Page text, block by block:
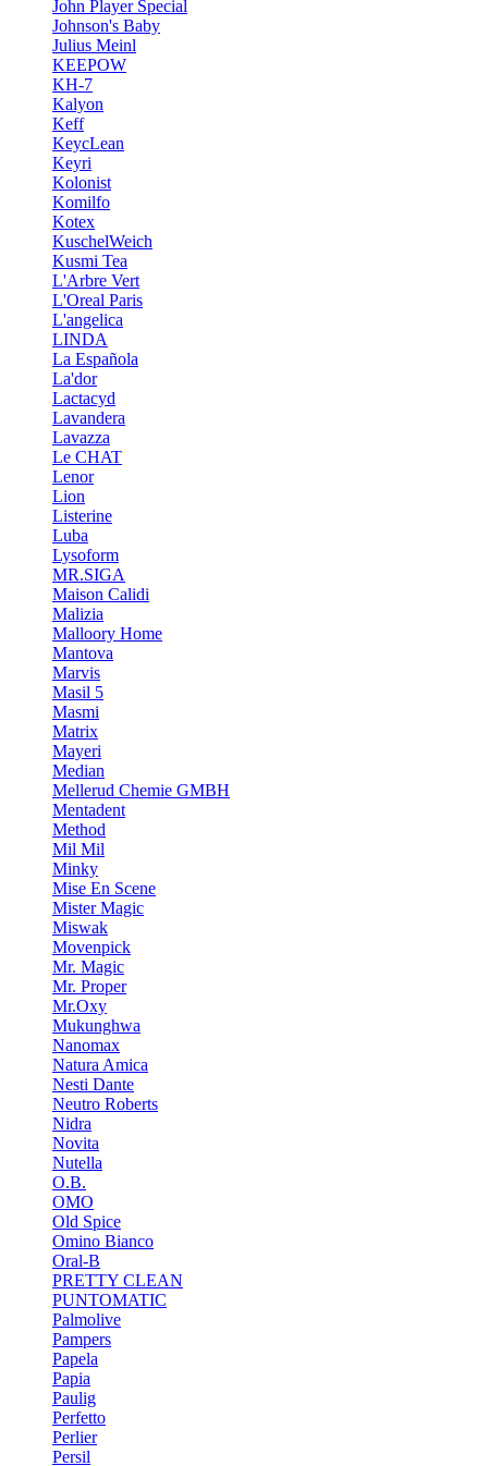
John Player Special
Johnson's Baby
Julius Meinl
KEEPOW
KH-7
Kalyon
Keff
KeycLean
Keyri
Kolonist
Komilfo
Kotex
KuschelWeich
Kusmi Tea
L'Arbre Vert
L'Oreal Paris
L'angelica
LINDA
La Española
La'dor
Lactacyd
Lavandera
Lavazza
Le CHAT
Lenor
Lion
Listerine
Luba
Lysoform
MR.SIGA
Maison Calidi
Malizia
Malloory Home
Mantova
Marvis
Masil 5
Masmi
Matrix
Mayeri
Median
Mellerud Chemie GMBH
Mentadent
Method
Mil Mil
Minky
Mise En Scene
Mister Magic
Miswak
Movenpick
Mr. Magic
Mr. Proper
Mr.Oxy
Mukunghwa
Nanomax
Natura Amica
Nesti Dante
Neutro Roberts
Nidra
Novita
Nutella
O.B.
OMO
Old Spice
Omino Bianco
Oral-B
PRETTY CLEAN
PUNTOMATIC
Palmolive
Pampers
Papela
Papia
Paulig
Perfetto
Perlier
Persil